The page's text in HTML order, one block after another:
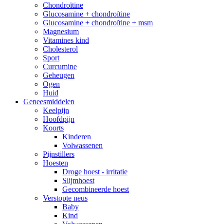
Chondroïtine
Glucosamine + chondroïtine
Glucosamine + chondroïtine + msm
Magnesium
Vitamines kind
Cholesterol
Sport
Curcumine
Geheugen
Ogen
Huid
Geneesmiddelen
Keelpijn
Hoofdpijn
Koorts
Kinderen
Volwassenen
Pijnstillers
Hoesten
Droge hoest - irritatie
Slijmhoest
Gecombineerde hoest
Verstopte neus
Baby
Kind